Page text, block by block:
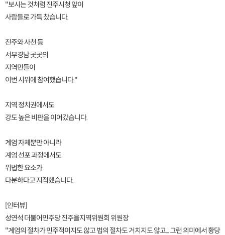
"보시는 것처럼 진주시청 앞이
사람들로 가득 찼습니다.
진주와 사천 등
서부경남 곳곳의
지역민들이
이번 시위에 참여했습니다."
지역 정치권에서도
강도 높은 비판을 이어갔습니다.
계엄 자체뿐만 아니라
계엄 선포 과정에서도
위법한 요소가
다분하다고 지적했습니다.
[인터뷰]
성연석 더불어민주당 진주을지역위원회 위원장
"계엄의 절차가 민주적이지도 않고 법의 절차도 거치지도 않고... 그런 의미에서 황당